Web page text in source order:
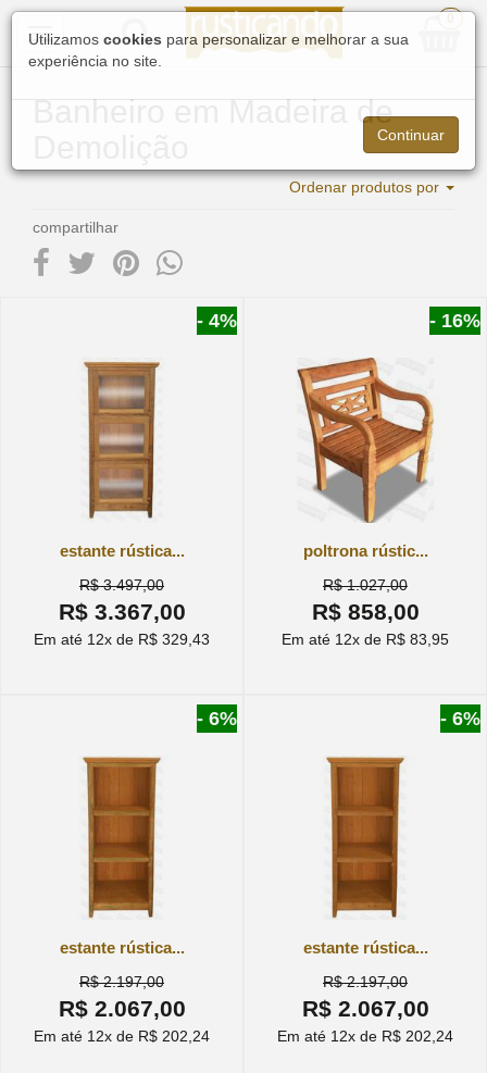
Toggle
navigation
Utilizamos cookies para personalizar e melhorar a sua
experiência no site.
Continuar
Banheiro em Madeira de
Ordenar produtos por
compartilhar
estante rústica...
R$ 3.497,00
R$ 3.367,00
Em até 12x de R$ 329,43
- 4%
poltrona rústic...
R$ 1.027,00
R$ 858,00
Em até 12x de R$ 83,95
- 16%
estante rústica...
R$ 2.197,00
R$ 2.067,00
Em até 12x de R$ 202,24
- 6%
estante rústica...
R$ 2.197,00
R$ 2.067,00
Em até 12x de R$ 202,24
- 6%